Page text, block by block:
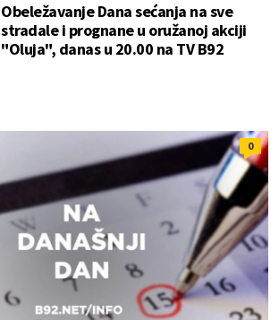
Obeležavanje Dana sećanja na sve
stradale i prognane u oružanoj akciji
"Oluja", danas u 20.00 na TV B92
0